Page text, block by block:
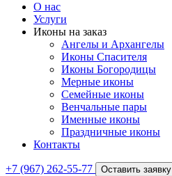
О нас
Услуги
Иконы на заказ
Ангелы и Архангелы
Иконы Спасителя
Иконы Богородицы
Мерные иконы
Семейные иконы
Венчальные пары
Именные иконы
Праздничные иконы
Контакты
+7 (967) 262-55-77 Оставить заявку